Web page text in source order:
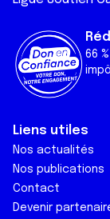
66
Liens utiles
Nos actualités
Nos publications
Contact
Devenir